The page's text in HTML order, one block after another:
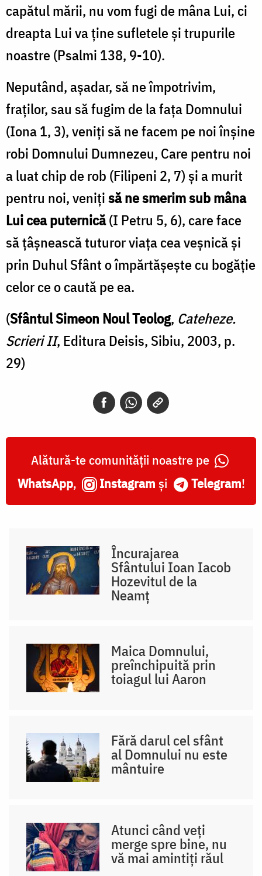
capătul mării, nu vom fugi de mâna Lui, ci
dreapta Lui va ţine sufletele şi trupurile
noastre (Psalmi 138, 9-10).
Neputând, aşadar, să ne împotrivim,
fraţilor, sau să fugim de la faţa Domnului
(Iona 1, 3), veniţi să ne facem pe noi înşine
robi Domnului Dumnezeu, Care pentru noi
a luat chip de rob (Filipeni 2, 7) şi a murit
pentru noi, veniţisă ne smerim sub mâna
Lui cea puternică(I Petru 5, 6), care face
să ţâşnească tuturor viaţa cea veşnică şi
prin Duhul Sfânt o împărtăşeşte cu bogăţie
celor ce o caută pe ea.
(Sfântul Simeon Noul Teolog, Cateheze.
Scrieri II, Editura Deisis, Sibiu, 2003, p.
29)
Alătură-te comunității noastre pe
WhatsApp, Instagram și Telegram!
Încurajarea
Sfântului Ioan Iacob
Hozevitul de la
Neamț
Maica Domnului,
preînchipuită prin
toiagul lui Aaron
Fără darul cel sfânt
al Domnului nu este
mântuire
Atunci când veți
merge spre bine, nu
vă mai amintiți răul